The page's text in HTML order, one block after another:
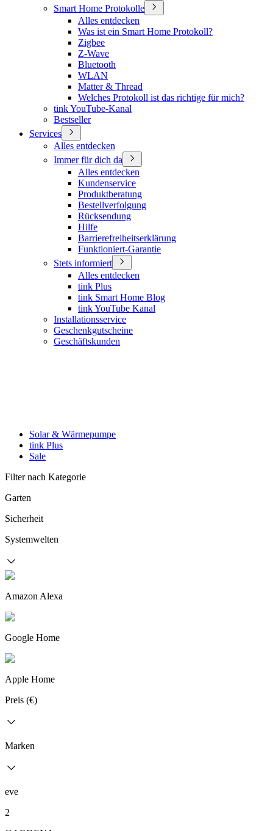
Smart Home Protokolle
Alles entdecken
Was ist ein Smart Home Protokoll?
Zigbee
Z-Wave
Bluetooth
WLAN
Matter & Thread
Welches Protokoll ist das richtige für mich?
tink YouTube-Kanal
Bestseller
Services
Alles entdecken
Immer für dich da
Alles entdecken
Kundenservice
Produktberatung
Bestellverfolgung
Rücksendung
Hilfe
Barrierefreiheitserklärung
Funktioniert-Garantie
Stets informiert
Alles entdecken
tink Plus
tink Smart Home Blog
tink YouTube Kanal
Installationsservice
Geschenkgutscheine
Geschäftskunden
Solar & Wärmepumpe
tink Plus
Sale
Filter nach Kategorie
Garten
Sicherheit
Systemwelten
Amazon Alexa
Google Home
Apple Home
Preis (€)
Marken
eve
2